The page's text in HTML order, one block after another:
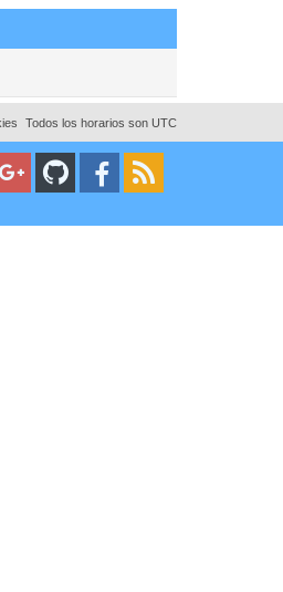
o
n
e
l
m
n
a
j
e
Todos los horarios son UTC